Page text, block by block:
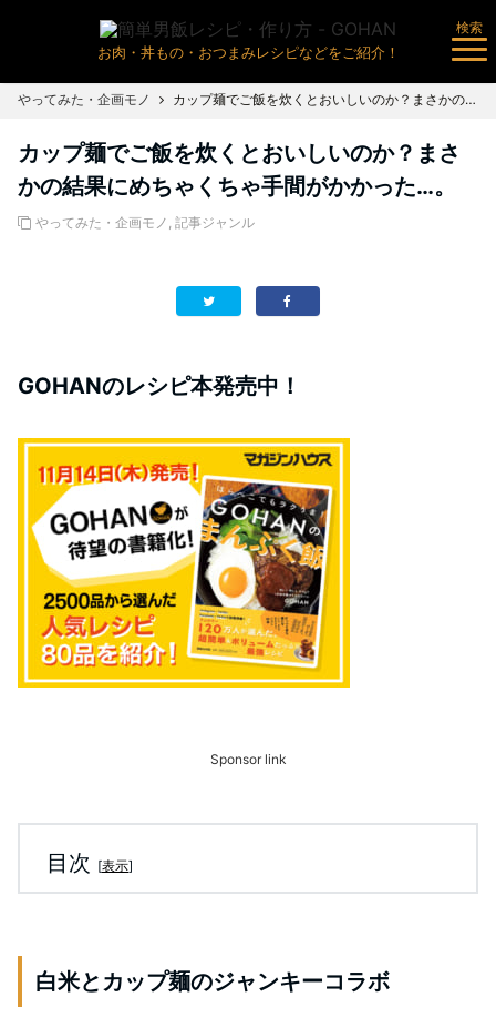
お肉・丼もの・おつまみレシピなどをご紹介！
検索
やってみた・企画モノ カップ麺でご飯を炊くとおいしいのか？まさかの結果にめちゃくちゃ手間がかかった…。
カップ麺でご飯を炊くとおいしいのか？まさ
かの結果にめちゃくちゃ手間がかかった…。
やってみた・企画モノ , 記事ジャンル
GOHANのレシピ本発売中！
Sponsor link
目次 [表示]
白米とカップ麺のジャンキーコラボ